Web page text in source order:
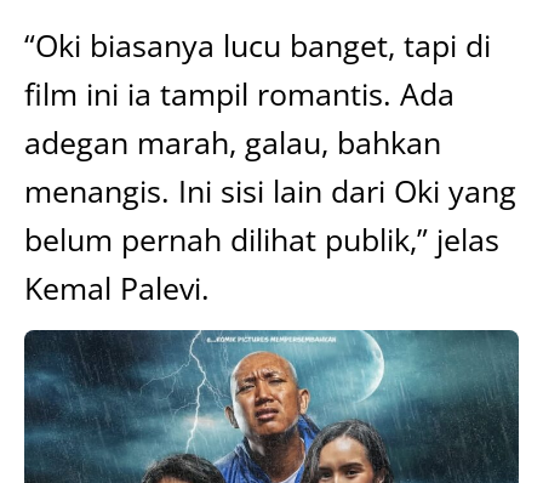
“Oki biasanya lucu banget, tapi di
film ini ia tampil romantis. Ada
adegan marah, galau, bahkan
menangis. Ini sisi lain dari Oki yang
belum pernah dilihat publik,” jelas
Kemal Palevi.